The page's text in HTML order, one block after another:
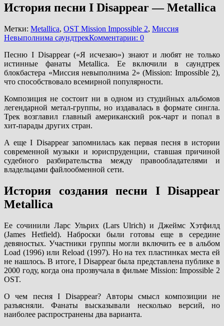
История песни I Disappear — Metallica
Метки: Metallica, OST Mission Impossible 2, Миссия
Невыполнима саундтрекКомментарии: 0
Песню I Disappear («Я исчезаю») знают и любят не только
истинные фанаты Metallica. Ее включили в саундтрек
блокбастера «Миссия невыполнима 2» (Mission: Impossible 2),
что способствовало всемирной популярности.
Композиция не состоит ни в одном из студийных альбомов
легендарной метал-группы, но издавалась в формате сингла.
Трек возглавил главный американский рок-чарт и попал в
хит-парады других стран.
А еще I Disappear запомнилась как первая песня в истории
современной музыки и юриспруденции, ставшая причиной
судебного разбирательства между правообладателями и
владельцами файлообменной сети.
История создания песни I Disappear
Metallica
Ее сочинили Ларс Ульрих (Lars Ulrich) и Джеймс Хэтфилд
(James Hetfield). Наброски были готовы еще в середине
девяностых. Участники группы могли включить ее в альбом
Load (1996) или Reload (1997). Но на тех пластинках места ей
не нашлось. В итоге, I Disappear была представлена публике в
2000 году, когда она прозвучала в фильме Mission: Impossible 2
OST.
О чем песня I Disappear? Авторы смысл композиции не
разъясняли. Фанаты высказывали несколько версий, но
наиболее распространены два варианта.